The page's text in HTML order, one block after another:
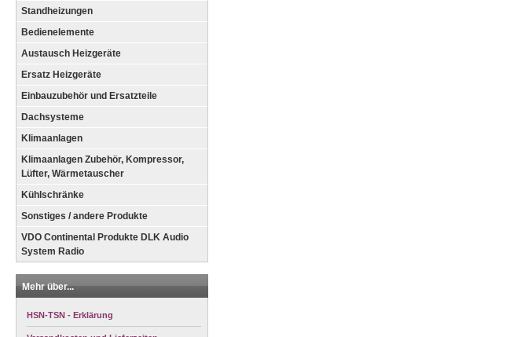
Standheizungen
Bedienelemente
Austausch Heizgeräte
Ersatz Heizgeräte
Einbauzubehör und Ersatzteile
Dachsysteme
Klimaanlagen
Klimaanlagen Zubehör, Kompressor,
Lüfter, Wärmetauscher
Kühlschränke
Sonstiges / andere Produkte
VDO Continental Produkte DLK Audio
System Radio
Mehr über...
HSN-TSN - Erklärung